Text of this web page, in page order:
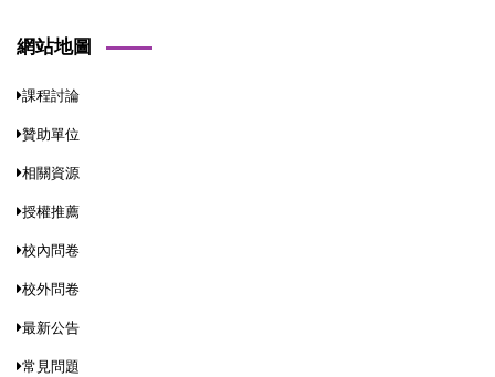
網站地圖
課程討論
贊助單位
相關資源
授權推薦
校內問卷
校外問卷
最新公告
常見問題